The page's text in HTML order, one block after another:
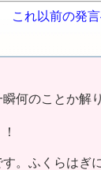
これ以前の発
何のことか
。ふくらはぎ